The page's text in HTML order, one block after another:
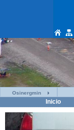
Osinergmin
Inicio